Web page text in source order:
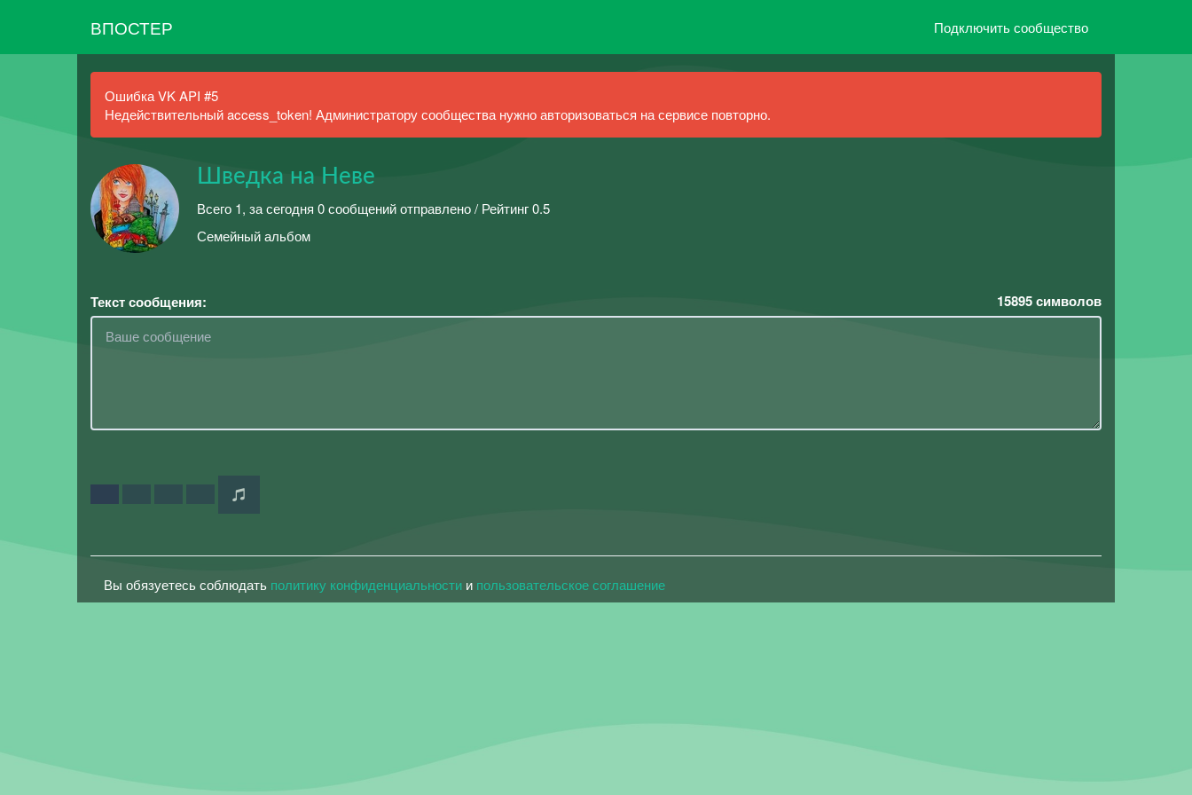
ВПОСТЕР Подключить сообщество
Ошибка VK API #5
Недействительный access_token! Администратору сообщества нужно авторизоваться на сервисе повторно.
Шведка на Неве
Всего 1, за сегодня 0 сообщений отправлено / Рейтинг 0.5
Семейный альбом
Текст сообщения: 15895символов
Вы обязуетесь соблюдать политику конфиденциальности и пользовательское соглашение